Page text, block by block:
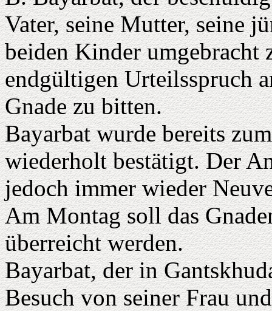
Vater, seine Mutter, seine
beiden Kinder umgebracht
endgültigen Urteilsspruch
Gnade zu bitten.
Bayarbat wurde bereits
wiederholt bestätigt. Der
jedoch immer wieder
Am Montag soll das
überreicht werden.
Bayarbat, der in
Besuch von seiner Frau